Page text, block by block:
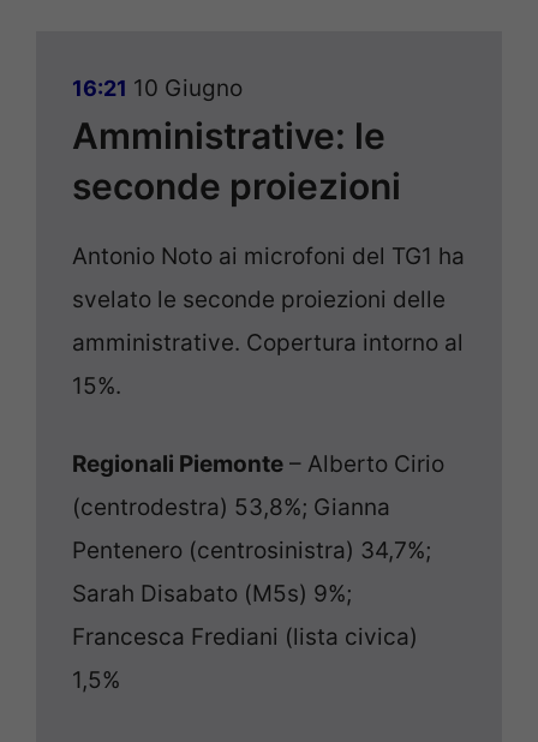
16:21 10 Giugno
Amministrative: le
seconde proiezioni
Antonio Noto ai microfoni del TG1 ha
svelato le seconde proiezioni delle
amministrative. Copertura intorno al
15%.
Regionali Piemonte – Alberto Cirio
(centrodestra) 53,8%; Gianna
Pentenero (centrosinistra) 34,7%;
Sarah Disabato (M5s) 9%;
Francesca Frediani (lista civica)
1,5%